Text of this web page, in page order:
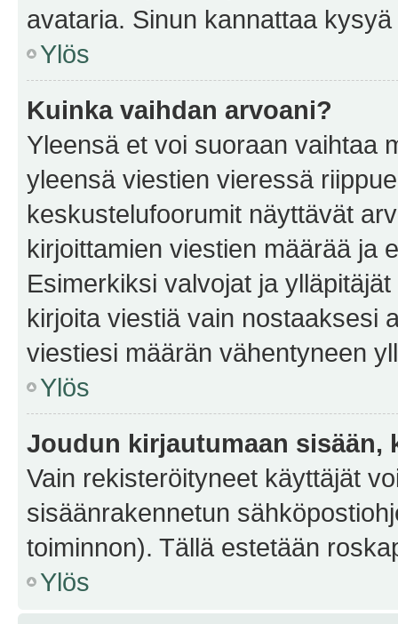
avataria. Sinun kannattaa
Ylös
Kuinka vaihdan arvoani?
Yleensä et voi suoraan vaihtaa
yleensä viestien vieressä
keskustelufoorumit näyttävät
kirjoittamien viestien määrää ja
Esimerkiksi valvojat ja
kirjoita viestiä vain nostaaksesi
viestiesi määrän vähentyneen
Ylös
Joudun kirjautumaan sisään,
Vain rekisteröityneet käyttäjät
sisäänrakennetun
toiminnon). Tällä estetään
Ylös